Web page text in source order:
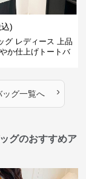
)
グ レディース 上品
か仕上げトートバ
ッグ一覧へ ›
グのおすすめア